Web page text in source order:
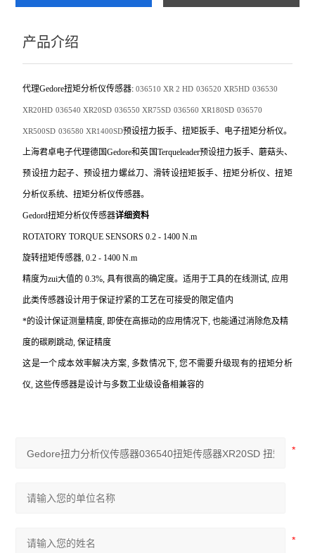
产品介绍
代理Gedore扭矩分析仪传感器: 036510XR 2 HD 036520XR5HD 036530
XR20HD 036540XR20SD 036550XR75SD 036560XR180SD 036570
XR500SD 036580XR1400SD预设扭力扳手、扭矩扳手、电子扭矩分析仪。
上海君卓电子代理德国Gedore和英国Terqueleader预设扭力扳手、蘑菇头、
预设扭力起子、预设扭力螺丝刀、滑转设扭矩扳手、扭矩分析仪、扭矩
分析仪系统、扭矩分析仪传感器。
Gedord扭矩分析仪传感器详细资料
ROTATORY TORQUE SENSORS 0.2 - 1400 N.m
旋转扭矩传感器, 0.2 - 1400 N.m
精度为zui大值的 0.3%, 具有很高的确定度。适用于工具的在线测试, 应用
此类传感器设计用于保证拧紧的工艺在可接受的限定值内
*的设计保证测量精度, 即使在高振动的应用情况下, 也能通过消除危及精
度的碳刷跳动, 保证精度
这是一个成本效率解决方案, 多数情况下, 您不需要升级现有的扭矩分析
仪, 这些传感器是设计与多数工业级设备相兼容的